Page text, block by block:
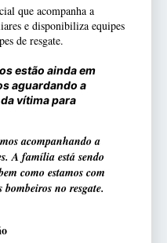
que acompanha a
e disponibiliza equipes
de resgate.
estão ainda em
aguardando a
vítima para
acompanhando a
A família está sendo
como estamos com
no resgate.